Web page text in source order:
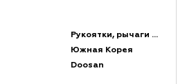
Рукоятки, рычаги и набалдашники
Южная Корея
Doosan